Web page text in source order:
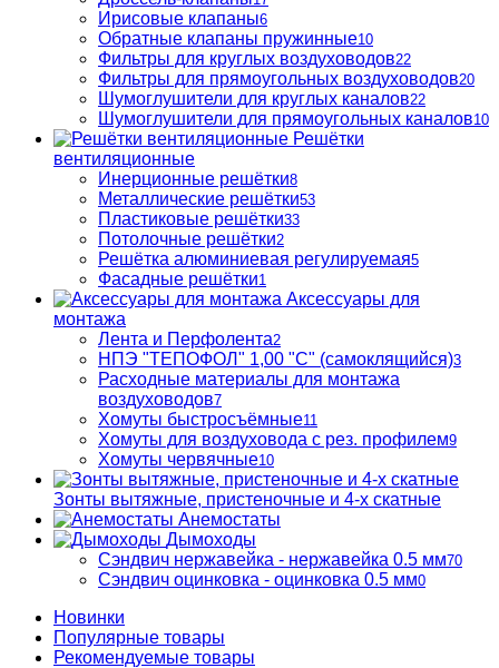
Ирисовые клапаны6
Обратные клапаны пружинные10
Фильтры для круглых воздуховодов22
Фильтры для прямоугольных воздуховодов20
Шумоглушители для круглых каналов22
Шумоглушители для прямоугольных каналов10
Решётки
вентиляционные
Инерционные решётки8
Металлические решётки53
Пластиковые решётки33
Потолочные решётки2
Решётка алюминиевая регулируемая5
Фасадные решётки1
Аксессуары для
монтажа
Лента и Перфолента2
НПЭ "ТЕПОФОЛ" 1,00 "С" (самоклящийся)3
Расходные материалы для монтажа
воздуховодов7
Хомуты быстросъёмные11
Хомуты для воздуховода с рез. профилем9
Хомуты червячные10
Зонты вытяжные, пристеночные и 4-х скатные
Анемостаты
Дымоходы
Сэндвич нержавейка - нержавейка 0.5 мм70
Сэндвич оцинковка - оцинковка 0.5 мм0
Новинки
Популярные товары
Рекомендуемые товары